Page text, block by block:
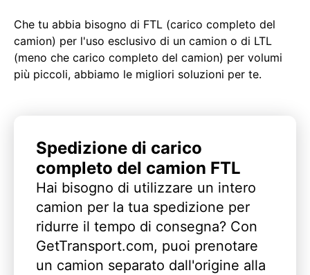
Che tu abbia bisogno di FTL (carico completo del
camion) per l'uso esclusivo di un camion o di LTL
(meno che carico completo del camion) per volumi
più piccoli, abbiamo le migliori soluzioni per te.
Spedizione di carico
completo del camion FTL
Hai bisogno di utilizzare un intero
camion per la tua spedizione per
ridurre il tempo di consegna? Con
GetTransport.com, puoi prenotare
un camion separato dall'origine alla